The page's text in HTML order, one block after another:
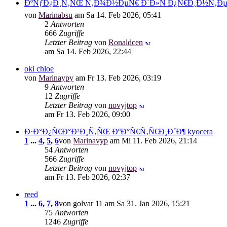
ÐºÑƒÐ¿Ð¸Ñ‚ÑŒ Ñ‚Ð¾Ð½ÐµÑ€ Ð´Ð»Ñ
von Marinabsu am Sa 14. Feb 2026, 05:41
2 Antworten
666 Zugriffe
Letzter Beitrag von Ronaldcen
am Sa 14. Feb 2026, 22:44
oki chloe
von Marinaypy am Fr 13. Feb 2026, 03:19
9 Antworten
12 Zugriffe
Letzter Beitrag von novyjtop
am Fr 13. Feb 2026, 09:00
Ð·Ð°Ð¿Ñ€Ð°Ð²Ð¸Ñ‚ÑŒ ÐºÐ°Ñ€Ñ‚Ñ€Ð¸Ð´Ð¶ kyocera
1 ... 4, 5, 6von Marinavyp am Mi 11. Feb 2026, 21:14
54 Antworten
566 Zugriffe
Letzter Beitrag von novyjtop
am Fr 13. Feb 2026, 02:37
reed
1 ... 6, 7, 8von golvar 11 am Sa 31. Jan 2026, 15:21
75 Antworten
1246 Zugriffe